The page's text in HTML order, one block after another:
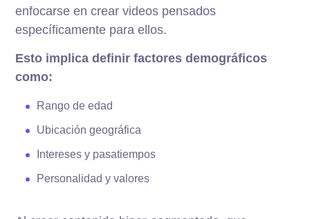
enfocarse en crear videos pensados
específicamente para ellos.
Esto implica definir factores demográficos
como:
Rango de edad
Ubicación geográfica
Intereses y pasatiempos
Personalidad y valores